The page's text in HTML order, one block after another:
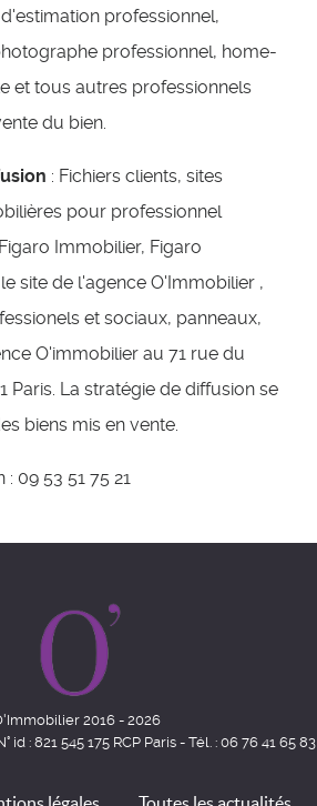
professionnel,
professionnel, home-
et tous autres professionnels
du bien.
: Fichiers clients, sites
pour professionnel
Immobilier, Figaro
site de l'agence O'Immobilier ,
et sociaux, panneaux,
O'immobilier au 71 rue du
Paris. La stratégie de diffusion se
biens mis en vente.
09 53 51 75 21
2016 - 2026
id : 821 545 175 RCP Paris - Tél. : 06 76 41 65 83